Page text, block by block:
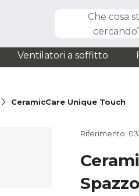
Che cosa
Ventilatori a soffitto
CeramicCare Unique Touch
Riferimento: